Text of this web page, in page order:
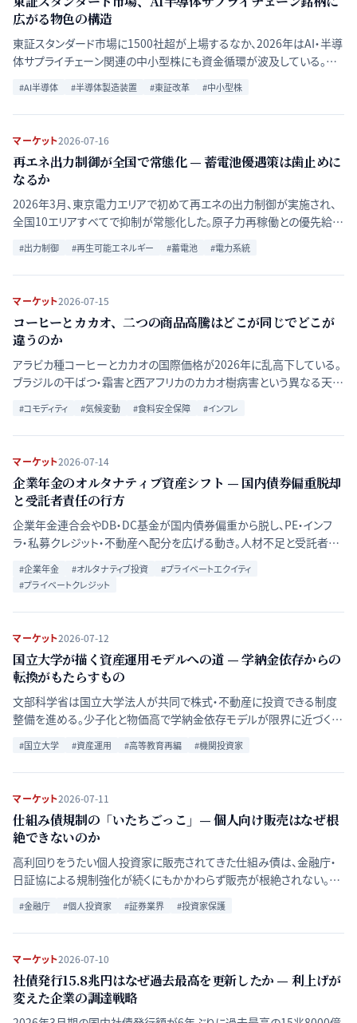
広がる物色の構造
東証スタンダード市場に1500社超が上場するなか、2026年はAI・半導
体サプライチェーン関連の中小型株にも資金循環が波及している。制
度的背景と複数銘柄の構造的共通点を客観的に整理する。
#AI半導体 #半導体製造装置 #東証改革 #中小型株
マーケット2026-07-16
再エネ出力制御が全国で常態化 — 蓄電池優遇策は歯止めに
なるか
2026年3月、東京電力エリアで初めて再エネの出力制御が実施され、
全国10エリアすべてで抑制が常態化した。原子力再稼働との優先給電
順位の関係と、経済産業省の蓄電池優遇策の効果を時系列で検証す
る。
#出力制御 #再生可能エネルギー #蓄電池 #電力系統
マーケット2026-07-15
コーヒーとカカオ、二つの商品高騰はどこが同じでどこが
違うのか
アラビカ種コーヒーとカカオの国際価格が2026年に乱高下している。
ブラジルの干ばつ・霜害と西アフリカのカカオ樹病害という異なる天候
リスクが、生産構造・先物市場・企業の価格転嫁を通じてどう波及する
かを比較する。
#コモディティ #気候変動 #食料安全保障 #インフレ
マーケット2026-07-14
企業年金のオルタナティブ資産シフト — 国内債券偏重脱却
と受託者責任の行方
企業年金連合会やDB・DC基金が国内債券偏重から脱し、PE・インフ
ラ・私募クレジット・不動産へ配分を広げる動き。人材不足と受託者責
任の論点を資産クラス別に整理する。
#企業年金 #オルタナティブ投資 #プライベートエクイティ
#プライベートクレジット
マーケット2026-07-12
国立大学が描く資産運用モデルへの道 — 学納金依存からの
転換がもたらすもの
文部科学省は国立大学法人が共同で株式・不動産に投資できる制度
整備を進める。少子化と物価高で学納金依存モデルが限界に近づく
中、米国大学endowmentとの構造比較を通じて、国立大学連合ファン
ドが日本の資本市場に持つ意味を検証する。
#国立大学 #資産運用 #高等教育再編 #機関投資家
マーケット2026-07-11
仕組み債規制の「いたちごっこ」— 個人向け販売はなぜ根
絶できないのか
高利回りをうたい個人投資家に販売されてきた仕組み債は、金融庁・
日証協による規制強化が続くにもかかわらず販売が根絶されない。千
葉銀行の事例を軸に規制強化の経緯と残る課題を整理する。
#金融庁 #個人投資家 #証券業界 #投資家保護
マーケット2026-07-10
社債発行15.8兆円はなぜ過去最高を更新したか — 利上げが
変えた企業の調達戦略